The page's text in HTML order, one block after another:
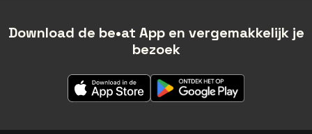
Download de be•at App en vergemakkelijk je
bezoek